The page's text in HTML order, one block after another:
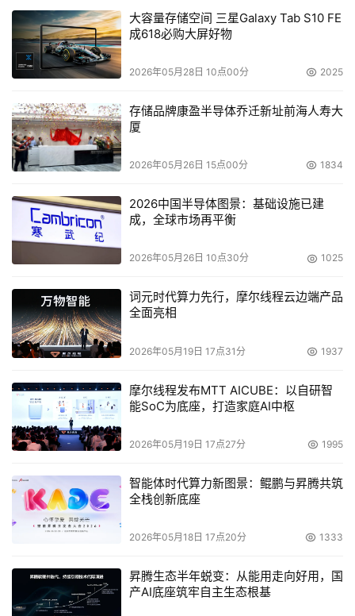
SOA是未来软件架构的发展趋势，而Web Services是
SOA的重要实现支柱。Apusic应用服务器对于Web
Services的开发、配置、部署、发布、注册、查询予以了全
成Web Service，无需配置即可部署并注册到Apusic应用服
务器之上，而通过Apusic Studio，可以浏览异构系统的
Web Services接口并能够自动生成不限平台不限语言的客
用级别的Web Service调用，甚至支持Web层的script调
用。如此一来，应用系统的构建不再是封闭的、僵硬的，在
Apusic应用服务器之上构建基于SOA的应用系统成为了活
本文来源于DOIT传媒，文章内容仅供参考，不构成投资建议。
大容量存储空间 三星Galaxy Tab S10 FE
成618必购大屏好物
2026年05月28日 10点00分 2025
存储品牌康盈半导体乔迁新址前海人寿大
厦
2026年05月26日 15点00分 1834
2026中国半导体图景：基础设施已建
成，全球市场再平衡
2026年05月26日 10点30分 1025
词元时代算力先行，摩尔线程云边端产品
全面亮相
2026年05月19日 17点31分 1937
摩尔线程发布MTT AICUBE：以自研智
能SoC为底座，打造家庭AI中枢
2026年05月19日 17点27分 1995
智能体时代算力新图景：鲲鹏与昇腾共筑
全栈创新底座
2026年05月18日 17点20分 1333
昇腾生态半年蜕变：从能用走向好用，国
产AI底座筑牢自主生态根基